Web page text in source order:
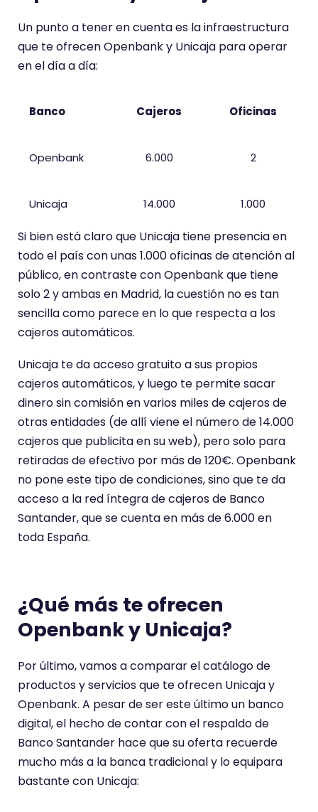
Un punto a tener en cuenta es la infraestructura
que te ofrecen Openbank y Unicaja para operar
en el día a día:
Banco Cajeros Oficinas
Openbank 6.000 2
Unicaja 14.000 1.000
Si bien está claro que Unicaja tiene presencia en
todo el país con unas 1.000 oficinas de atención al
público, en contraste con Openbank que tiene
solo 2 y ambas en Madrid, la cuestión no es tan
sencilla como parece en lo que respecta a los
cajeros automáticos.
Unicaja te da acceso gratuito a sus propios
cajeros automáticos, y luego te permite sacar
dinero sin comisión en varios miles de cajeros de
otras entidades (de allí viene el número de 14.000
cajeros que publicita en su web), pero solo para
retiradas de efectivo por más de 120€. Openbank
no pone este tipo de condiciones, sino que te da
acceso a la red íntegra de cajeros de Banco
Santander, que se cuenta en más de 6.000 en
toda España.
¿Qué más te ofrecen
Openbank y Unicaja?
Por último, vamos a comparar el catálogo de
productos y servicios que te ofrecen Unicaja y
Openbank. A pesar de ser este último un banco
digital, el hecho de contar con el respaldo de
Banco Santander hace que su oferta recuerde
mucho más a la banca tradicional y lo equipara
bastante con Unicaja: